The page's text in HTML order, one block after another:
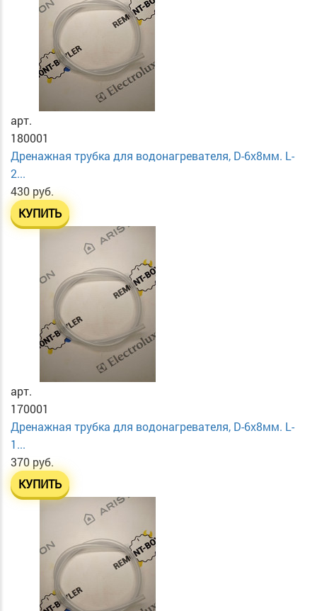
арт.
180001
Дренажная трубка для водонагревателя, D-6х8мм. L-
2...
430 руб.
КУПИТЬ
арт.
170001
Дренажная трубка для водонагревателя, D-6х8мм. L-
1...
370 руб.
КУПИТЬ